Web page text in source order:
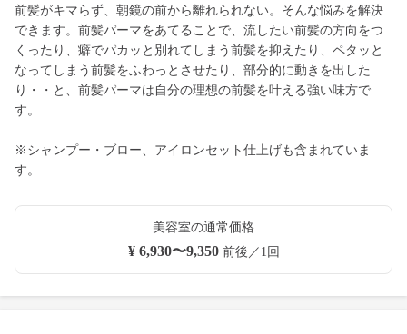
前髪がキマらず、朝鏡の前から離れられない。そんな悩みを解決
できます。前髪パーマをあてることで、流したい前髪の方向をつ
くったり、癖でパカッと別れてしまう前髪を抑えたり、ペタッと
なってしまう前髪をふわっとさせたり、部分的に動きを出した
り・・と、前髪パーマは自分の理想の前髪を叶える強い味方で
す。
※シャンプー・ブロー、アイロンセット仕上げも含まれていま
す。
美容室の通常価格
¥ 6,930〜9,350前後／1回